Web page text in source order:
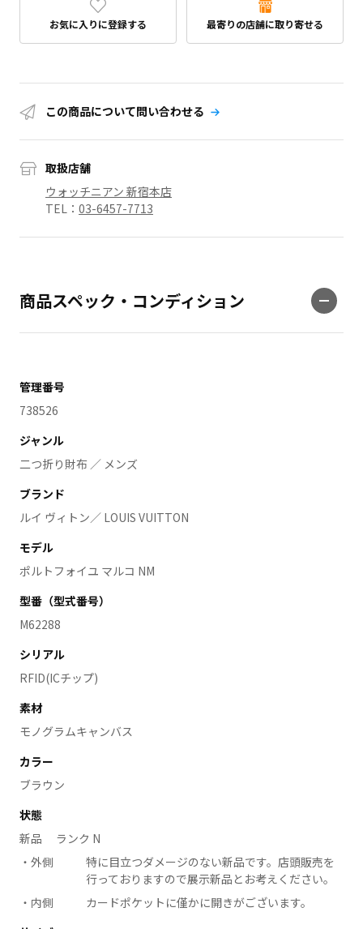
お気に入りに登録する 最寄りの店舗に取り寄せる
この商品について問い合わせる
取扱店舗
ウォッチニアン 新宿本店
TEL： 03-6457-7713
商品スペック・コンディション
管理番号
738526
ジャンル
二つ折り財布 ／ メンズ
ブランド
ルイ ヴィトン／ LOUIS VUITTON
モデル
ポルトフォイユ マルコ NM
型番（型式番号）
M62288
シリアル
RFID(ICチップ)
素材
モノグラムキャンバス
カラー
ブラウン
状態
新品 ランク N
外側
特に目立つダメージのない新品です。店頭販売を
行っておりますので展示新品とお考えください。
内側
カードポケットに僅かに開きがございます。